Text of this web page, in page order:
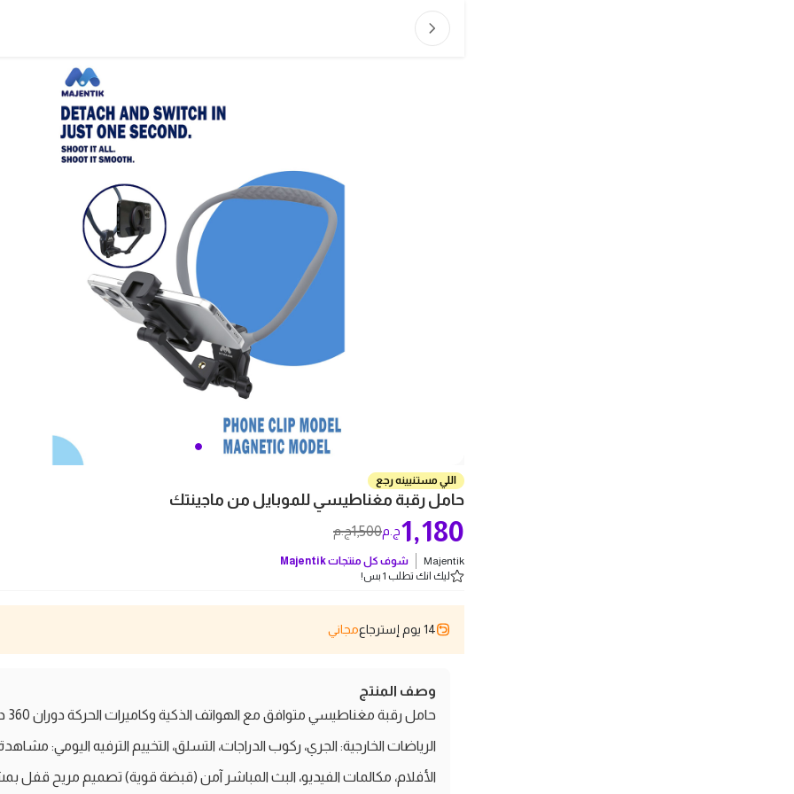
اللي مستنيينه رجع
حامل رقبة مغناطيسي للموبايل من ماجينتك
1,500ج.م 1,180ج.م
Majentik شوف كل منتجاتMajentik
ليك انك تطلب 1 بس!
14 يوم إسترجاع مجاني
وصف المنتج
حامل
الرياضات الخارجية: الجري، ركوب الدراجات، التسلق، التخييم الترفيه اليومي:
الأفلام، مكالمات الفيديو، البث المباشر آمن (قبضة قوية) تصميم مريح قفل